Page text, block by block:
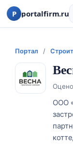
P portalfirm.ru
Портал /
ООО